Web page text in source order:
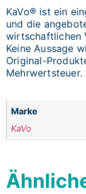
KaVo® ist ein
und die
wirtschaftlichen
Keine Aussage
Original-
Mehrwertsteuer.
Marke
KaVo